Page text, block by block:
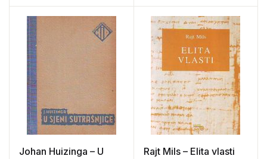
Johan Huizinga – U
Rajt Mils – Elita vlasti